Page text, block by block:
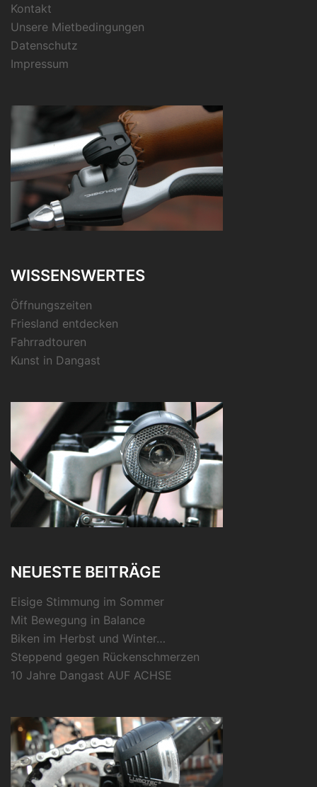
Kontakt
Unsere Mietbedingungen
Datenschutz
Impressum
WISSENSWERTES
Öffnungszeiten
Friesland entdecken
Fahrradtouren
Kunst in Dangast
NEUESTE BEITRÄGE
Eisige Stimmung im Sommer
Mit Bewegung in Balance
Biken im Herbst und Winter…
Steppend gegen Rückenschmerzen
10 Jahre Dangast AUF ACHSE